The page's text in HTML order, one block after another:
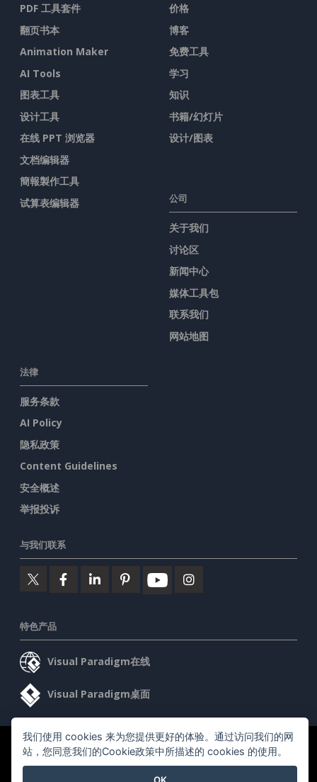
PDF 工具套件
翻页书本
Animation Maker
AI Tools
图表工具
设计工具
在线 PPT 浏览器
文档编辑器
簡報製作工具
试算表编辑器
价格
博客
免费工具
学习
知识
书籍/幻灯片
设计/图表
公司
关于我们
讨论区
新闻中心
媒体工具包
联系我们
网站地图
法律
服务条款
AI Policy
隐私政策
Content Guidelines
安全概述
举报投诉
与我们联系
特色产品
Visual Paradigm在线
Visual Paradigm桌面
©2026 by Visual Paradigm. 版权所有。 服务条款
AI Policy
隐私政策
我们使用 cookies 来为您提供更好的体验。通过访问我们的网
站，您同意我们的Cookie政策中所描述的 cookies 的使用。